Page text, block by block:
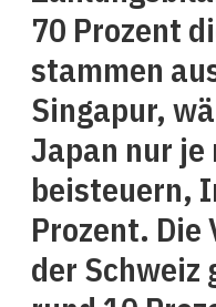
70 Prozent
stammen
Singapur,
Japan nur je
beisteuern,
Prozent. Die
der Schweiz